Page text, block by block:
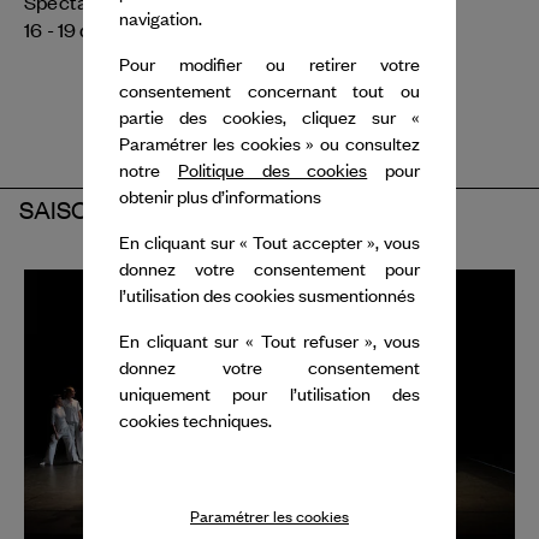
16 - 19 déc. 2025
SAISON 2024-2025
navigation.
Pour modifier ou retirer votre
consentement concernant tout ou
partie des cookies, cliquez sur «
Paramétrer les cookies » ou consultez
notre Politique des cookies pour
obtenir plus d’informations
En cliquant sur « Tout accepter », vous
donnez votre consentement pour
l’utilisation des cookies susmentionnés
En cliquant sur « Tout refuser », vous
donnez votre consentement
uniquement pour l’utilisation des
cookies techniques.
Paramétrer les cookies